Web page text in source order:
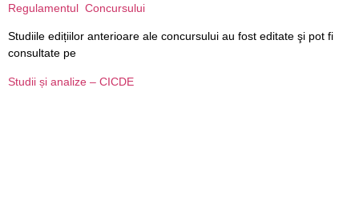
Regulamentul Concursului
Studiile edițiilor anterioare ale concursului au fost editate şi pot fi
consultate pe
Studii și analize – CICDE